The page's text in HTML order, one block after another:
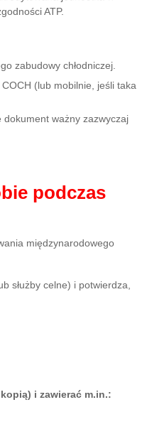
ATP.
zabudowy chłodniczej.
(lub mobilnie, jeśli taka
dokument ważny zazwyczaj
podczas
międzynarodowego
służby celne) i potwierdza,
i zawierać m.in.: